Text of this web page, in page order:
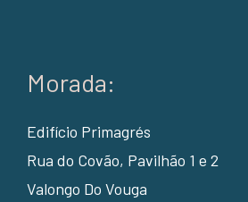
Morada:
Edifício Primagrés
Rua do Covão, Pavilhão 1 e 2
Valongo Do Vouga